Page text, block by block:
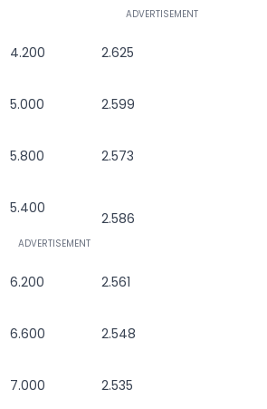
4.200 2.625
5.000 2.599
5.800 2.573
5.400
2.586
6.200 2.561
6.600 2.548
7.000 2.535